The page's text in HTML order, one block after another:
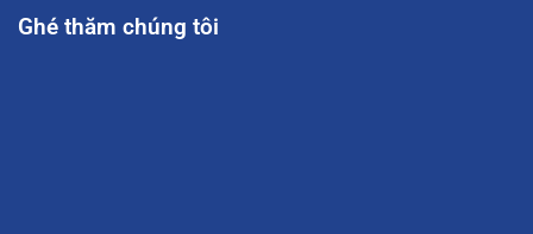
Ghé thăm chúng tôi